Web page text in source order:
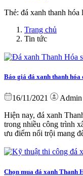
Thẻ: đá xanh thanh hóa
Trang chủ
Tin tức
Báo giá đá xanh thanh
16/11/2021
Admin
Hiện nay, đá xanh
trong nhiều công trình
ưu điểm nổi trội mang
Chọn mua đá xanh Thanh